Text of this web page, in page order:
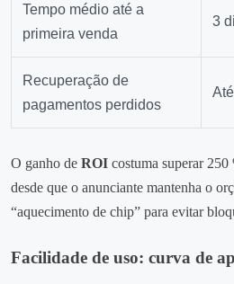
Tempo médio até a
primeira venda
3
Recuperação de
pagamentos perdidos
O ganho de ROI costuma superar
desde que o anunciante mantenha o
“aquecimento de chip” para evitar
Facilidade de uso: curva de